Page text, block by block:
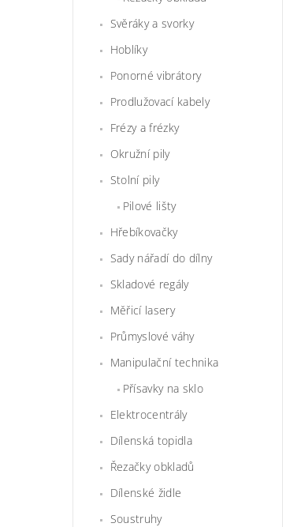
Svěráky a svorky
Hoblíky
Ponorné vibrátory
Prodlužovací kabely
Frézy a frézky
Okružní pily
Stolní pily
Pilové lišty
Hřebíkovačky
Sady nářadí do dílny
Skladové regály
Měřicí lasery
Průmyslové váhy
Manipulační technika
Přísavky na sklo
Elektrocentrály
Dílenská topidla
Řezačky obkladů
Dílenské židle
Soustruhy